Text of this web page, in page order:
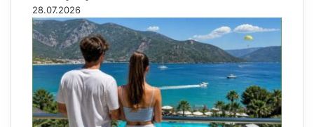
28.07.2026